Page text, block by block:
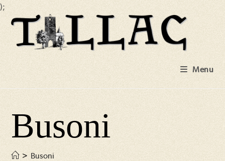
);
Skip
content
Menu
Busoni
> Busoni